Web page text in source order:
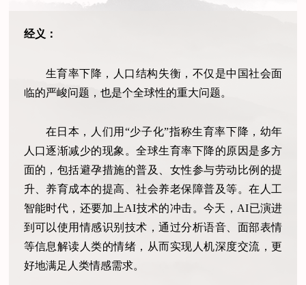
经义：
生育率下降，人口结构失衡，不仅是中国社会面
临的严峻问题，也是个全球性的重大问题。
在日本，人们用“少子化”指称生育率下降，幼年
人口逐渐减少的现象。全球生育率下降的原因是多方
面的，包括避孕措施的普及、女性参与劳动比例的提
升、养育成本的提高、社会养老保障普及等。在人工
智能时代，还要加上AI技术的冲击。今天，AI已演进
到可以使用情感识别技术，通过分析语音、面部表情
等信息解读人类的情绪，从而实现人机深度交流，更
好地满足人类情感需求。